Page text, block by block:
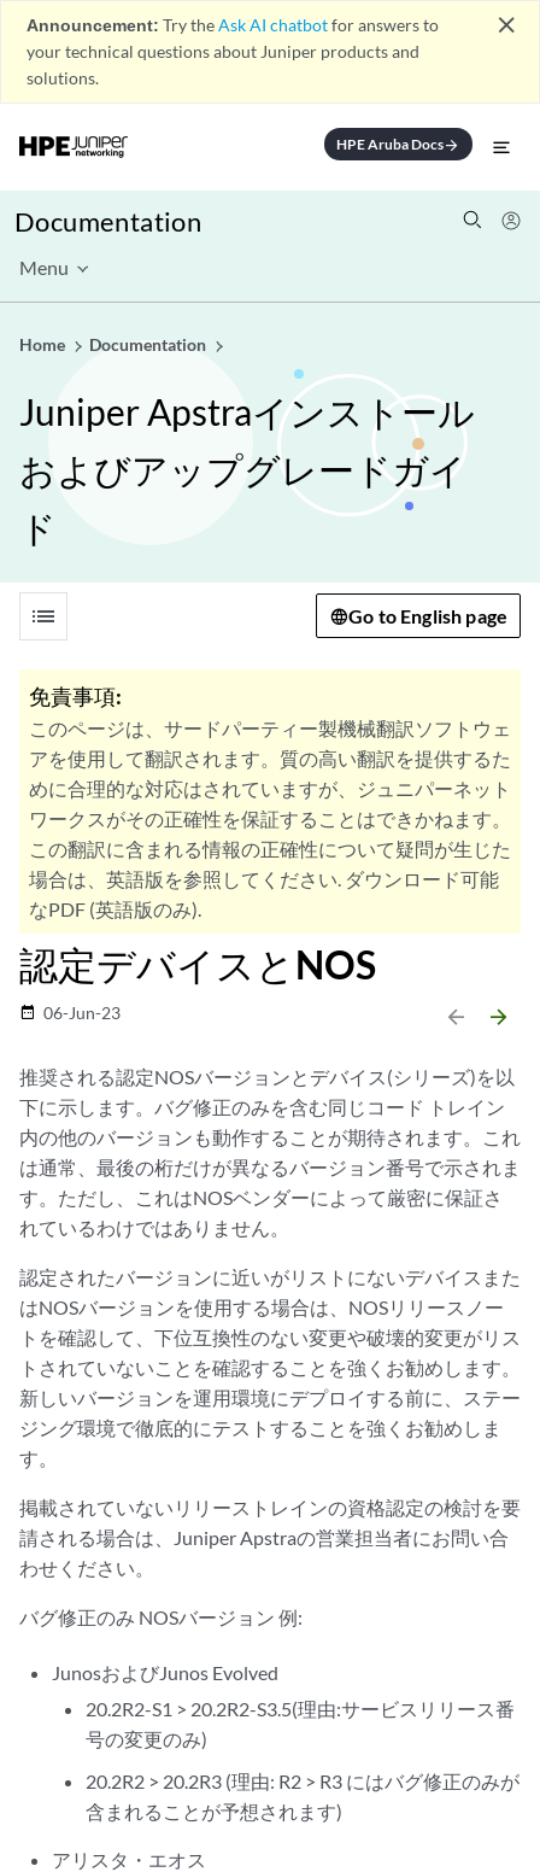
Announcement: Try theAsk AI chatbotfor answers to
your technical questions about Juniper products and
solutions.
close
HPE Aruba Docsarrow_forward
Documentation
Menu
Home Documentation
Juniper Apstraインストール
およびアップグレードガイ
ド
list Go to English page
免責事項:
このページは、サードパーティー製機械翻訳ソフトウェ
アを使用して翻訳されます。質の高い翻訳を提供するた
めに合理的な対応はされていますが、ジュニパーネット
ワークスがその正確性を保証することはできかねます。
この翻訳に含まれる情報の正確性について疑問が生じた
場合は、英語版を参照してください. ダウンロード可能
なPDF (英語版のみ).
認定デバイスとNOS
date_range 06-Jun-23 arrow_backward arrow_forward
推奨される認定NOSバージョンとデバイス(シリーズ)を以
下に示します。バグ修正のみを含む同じコード トレイン
内の他のバージョンも動作することが期待されます。これ
は通常、最後の桁だけが異なるバージョン番号で示されま
す。ただし、これはNOSベンダーによって厳密に保証さ
れているわけではありません。
認定されたバージョンに近いがリストにないデバイスまた
はNOSバージョンを使用する場合は、NOSリリースノー
トを確認して、下位互換性のない変更や破壊的変更がリス
トされていないことを確認することを強くお勧めします。
新しいバージョンを運用環境にデプロイする前に、ステー
ジング環境で徹底的にテストすることを強くお勧めしま
す。
掲載されていないリリーストレインの資格認定の検討を要
請される場合は、Juniper Apstraの営業担当者にお問い合
わせください。
バグ修正のみ NOSバージョン 例:
JunosおよびJunos Evolved
20.2R2-S1 > 20.2R2-S3.5(理由:サービスリリース番
号の変更のみ)
20.2R2 > 20.2R3 (理由: R2 > R3 にはバグ修正のみが
含まれることが予想されます)
アリスタ・エオス